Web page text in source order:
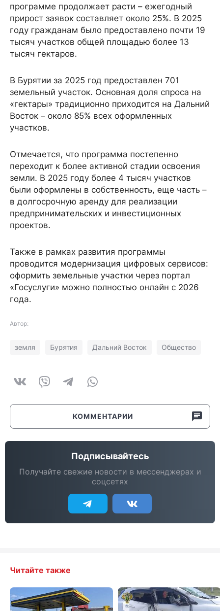
программе продолжает расти – ежегодный
прирост заявок составляет около 25%. В 2025
году гражданам было предоставлено почти 19
тысяч участков общей площадью более 13
тысяч гектаров.
В Бурятии за 2025 год предоставлен 701
земельный участок. Основная доля спроса на
«гектары» традиционно приходится на Дальний
Восток – около 85% всех оформленных
участков.
Отмечается, что программа постепенно
переходит к более активной стадии освоения
земли. В 2025 году более 4 тысяч участков
были оформлены в собственность, еще часть –
в долгосрочную аренду для реализации
предпринимательских и инвестиционных
проектов.
Также в рамках развития программы
проводится модернизация цифровых сервисов:
оформить земельные участки через портал
«Госуслуги» можно полностью онлайн с 2026
года.
Автор:
земля Бурятия Дальний Восток Общество
КОММЕНТАРИИ
Подписывайтесь
Получайте свежие новости в мессенджерах и
соцсетях
Читайте также